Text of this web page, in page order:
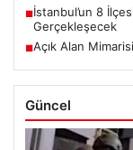
■İstanbul’un 8
Gerçekleşecek
■Açık Alan
Güncel